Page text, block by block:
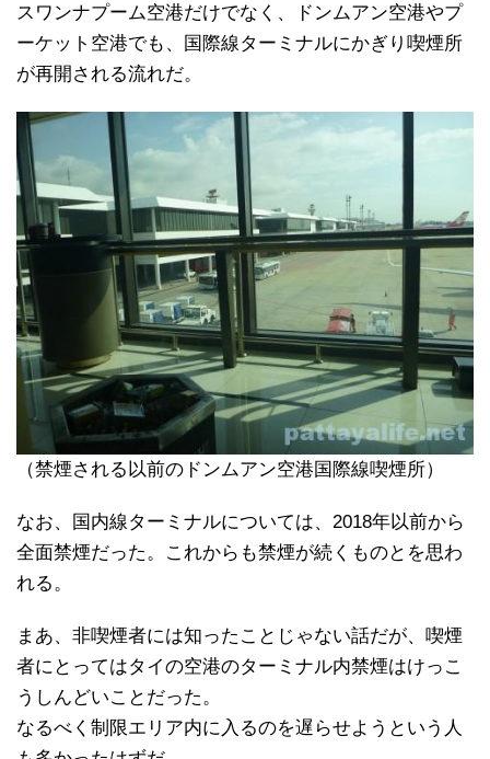
スワンナプーム空港だけでなく、ドンムアン空港やプ
ーケット空港でも、国際線ターミナルにかぎり喫煙所
が再開される流れだ。
（禁煙される以前のドンムアン空港国際線喫煙所）
なお、国内線ターミナルについては、2018年以前から
全面禁煙だった。これからも禁煙が続くものとを思わ
れる。
まあ、非喫煙者には知ったことじゃない話だが、喫煙
者にとってはタイの空港のターミナル内禁煙はけっこ
うしんどいことだった。
なるべく制限エリア内に入るのを遅らせようという人